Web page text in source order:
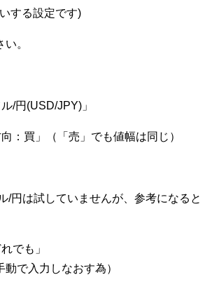
する設定です)
。
/円(USD/JPY)」
：買」（「売」でも値幅は同じ）
/円は試していませんが、参考になると
でも」
動で入力しなおす為）